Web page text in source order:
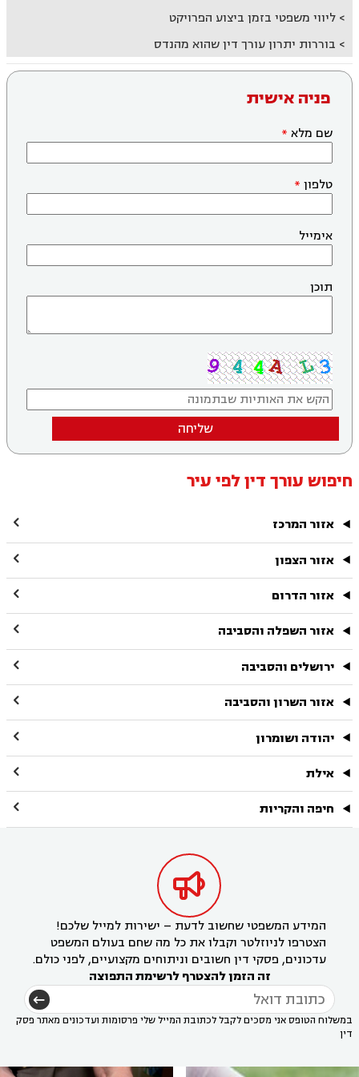
ליווי משפטי בזמן ביצוע הפרויקט
בוררות יתרון עורך דין שהוא מהנדס
פניה אישית
שם מלא
טלפון
אימייל
תוכן
שליחה
חיפוש עורך דין לפי עיר
אזור המרכז 
אזור הצפון 
אזור הדרום 
אזור השפלה והסביבה 
ירושלים והסביבה 
אזור השרון והסביבה 
יהודה ושומרון 
אילת 
חיפה והקריות 

המידע המשפטי שחשוב לדעת – ישירות למייל שלכם!
הצטרפו לניוזלטר וקבלו את כל מה שחם בעולם המשפט
עדכונים, פסקי דין חשובים וניתוחים מקצועיים, לפני כולם.
זה הזמן להצטרף לרשימת התפוצה
במשלוח הטופס אני מסכים לקבל לכתובת המייל שלי פרסומות ועדכונים מאתר פסק
דין